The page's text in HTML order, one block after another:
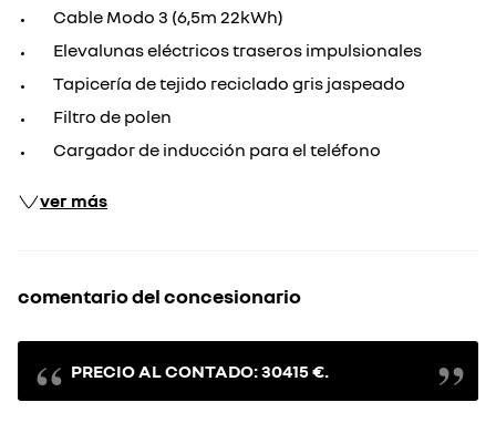
Cable Modo 3 (6,5m 22kWh)
Elevalunas eléctricos traseros impulsionales
Tapicería de tejido reciclado gris jaspeado
Filtro de polen
Cargador de inducción para el teléfono
ver más
comentario del concesionario
PRECIO AL CONTADO: 30415 €.